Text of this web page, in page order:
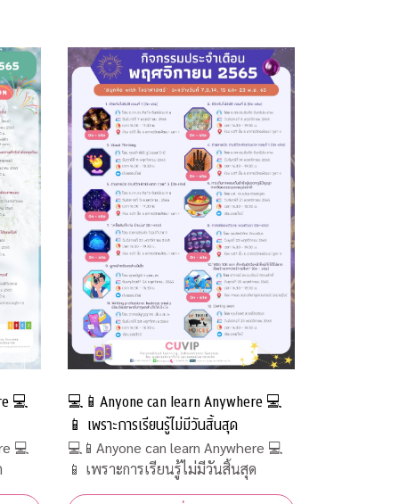
💻
💻
💻📱Anyone can learn Anywhere 💻
📱 เพราะการเรียนรู้ไม่มีวันสิ้นสุด
💻📱Anyone can learn Anywhere 💻
📱 เพราะการเรียนรู้ไม่มีวันสิ้นสุด